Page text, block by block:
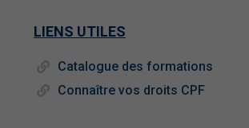
LIENS UTILES
Catalogue des formations
Connaître vos droits CPF